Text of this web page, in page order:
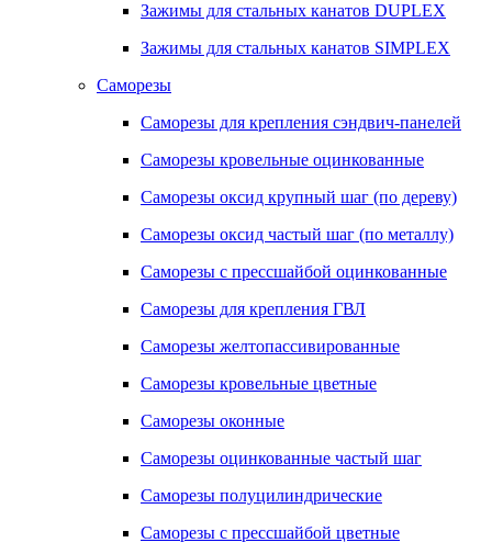
Зажимы для стальных канатов DUPLEX
Зажимы для стальных канатов SIMPLEX
Саморезы
Саморезы для крепления сэндвич-панелей
Саморезы кровельные оцинкованные
Саморезы оксид крупный шаг (по дереву)
Саморезы оксид частый шаг (по металлу)
Саморезы с прессшайбой оцинкованные
Саморезы для крепления ГВЛ
Саморезы желтопассивированные
Саморезы кровельные цветные
Саморезы оконные
Саморезы оцинкованные частый шаг
Саморезы полуцилиндрические
Саморезы с прессшайбой цветные